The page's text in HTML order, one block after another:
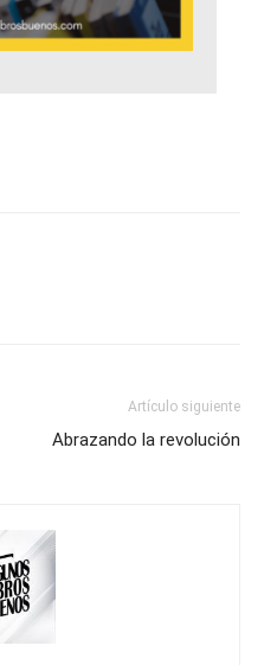
Artículo siguiente
Abrazando la revolución